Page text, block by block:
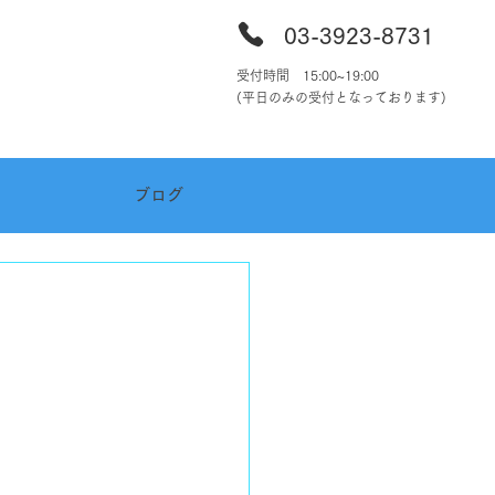
03-3923-8731
受付時間 15:00~19:00
​(平日のみの受付となっております)
ブログ